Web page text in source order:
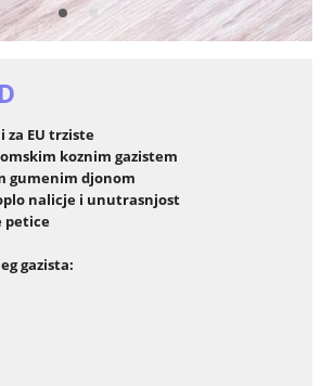
za EU trziste
koznim gazistem
gumenim djonom
nalicje i unutrasnjost
petice
gazista: